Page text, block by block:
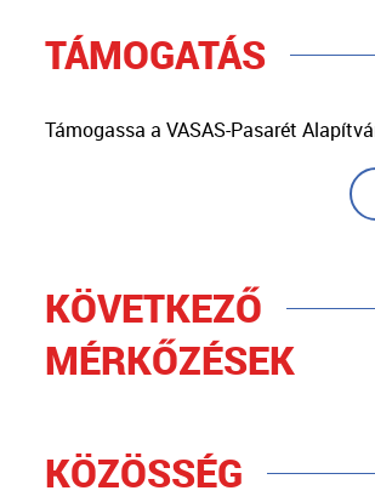
TÁMOGATÁS
Támogassa a VASAS-Pasarét
KÖVETKEZŐ
MÉRKŐZÉSEK
KÖZÖSSÉG